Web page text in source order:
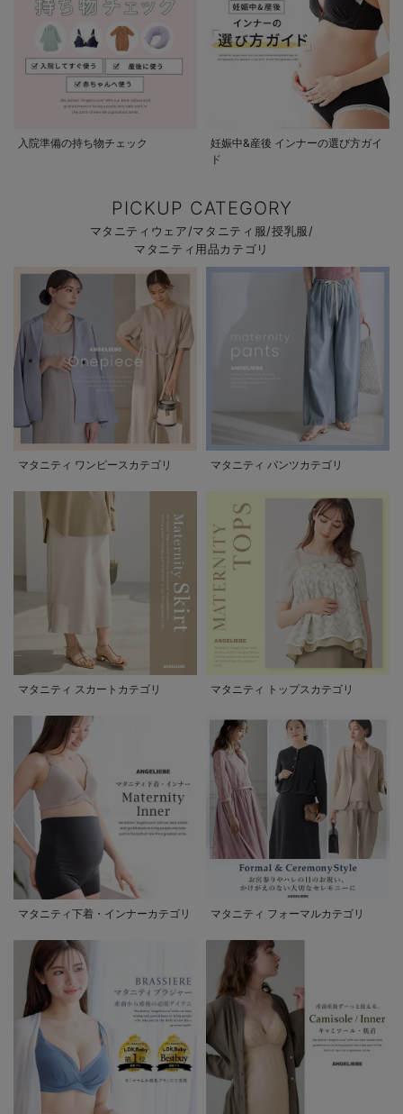
入院準備の持ち物チェック
妊娠中&産後 インナーの選び方ガイ
ド
PICKUP CATEGORY
マタニティウェア/マタニティ服/授乳服/
マタニティ用品カテゴリ
マタニティ ワンピースカテゴリ マタニティ パンツカテゴリ
マタニティ スカートカテゴリ マタニティ トップスカテゴリ
マタニティ下着・インナーカテゴリ マタニティ フォーマルカテゴリ